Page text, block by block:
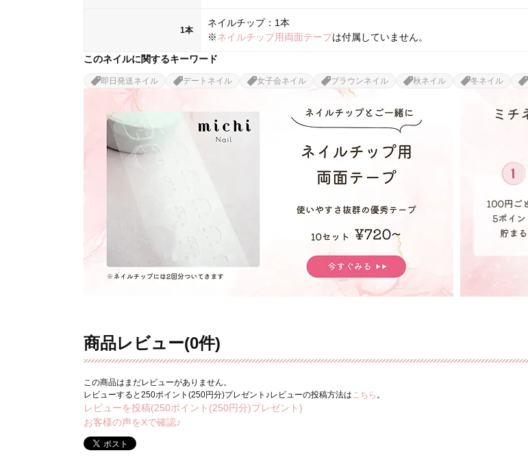
1本
ネイルチップ：1本
※ネイルチップ用両面テープは付属していません。
このネイルに関するキーワード
即日発送ネイル デートネイル 女子会ネイル ブラウンネイル 秋ネイル 冬ネイル
商品レビュー(0件)
この商品はまだレビューがありません。
レビューすると250ポイント(250円分)プレゼント♪レビューの投稿方法は こちら 。
レビューを投稿(250ポイント(250円分)プレゼント)
お客様の声をXで確認♪